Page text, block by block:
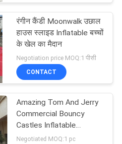
सदनों
102
रंगीन कैंडी Moonwalk उछाल
हाउस स्लाइड Inflatable बच्चों
के खेल का मैदान
Negotiation price MOQ:1 पीसी
CONTACT
Amazing Tom And Jerry
Commercial Bouncy
Castles Inflatable
Jumping House Water -
Negotiated MOQ:1 pc